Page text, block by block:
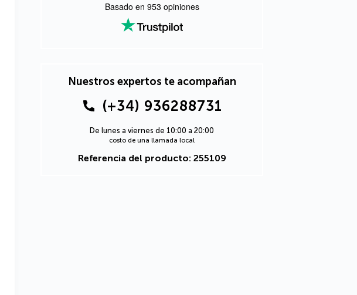
Basado en 953 opiniones
Nuestros expertos te acompañan
(+34) 936288731
De lunes a viernes de 10:00 a 20:00
costo de una llamada local
Referencia del producto: 255109